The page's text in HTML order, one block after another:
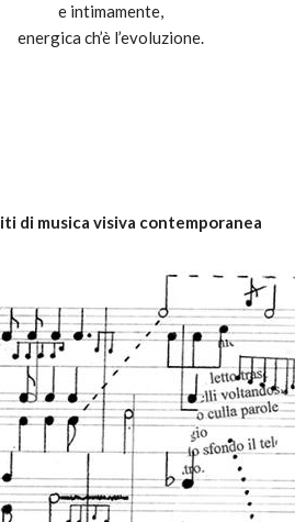
e intimamente,
energica ch’è l’evoluzione.
di musica visiva contemporanea